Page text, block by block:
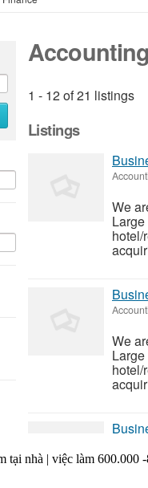
tại nhà | việc làm 600.000